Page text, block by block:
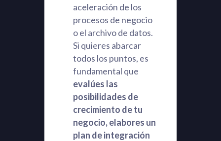
aceleración de los
procesos de negocio
o el archivo de datos.
Si quieres abarcar
todos los puntos, es
fundamental que
evalúes las
posibilidades de
crecimiento de tu
negocio, elabores un
plan de integración